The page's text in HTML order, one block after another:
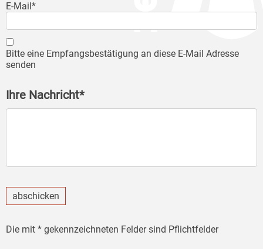
E-Mail*
Bitte eine Empfangsbestätigung an diese E-Mail Adresse
senden
Ihre Nachricht*
abschicken
Die mit * gekennzeichneten Felder sind Pflichtfelder